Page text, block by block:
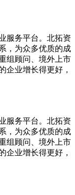
服务平台。北拓资
，为众多优质的成
组顾问、境外上市
企业增长得更好，
服务平台。北拓资
，为众多优质的成
组顾问、境外上市
企业增长得更好，